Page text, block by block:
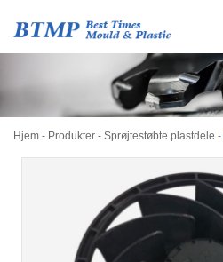
Hjem - Produkter - Sprøjtestøbte plastdele -